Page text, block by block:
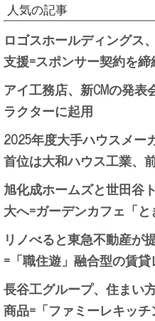
人気の記事
ロゴスホールディングス
支援=スポンサー契約を締
アイ工務店、新CMの発
ラクターに起用
2025年度大手ハウスメー
首位は大和ハウス工業、
旭化成ホームズと世田谷
大へ=ガーデンカフェ「
リノべると東急不動産が
=「職住遊」融合型の賃
長谷工グループ、住まい
商品=「ファミーレキッ